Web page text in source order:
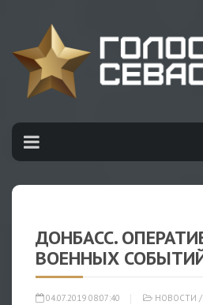
ДОНБАСС.
ВОЕННЫХ
04.07.2019 08:07:40 НОВОСТИ /